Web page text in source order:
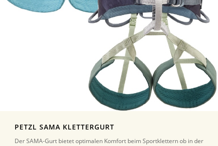
PETZL SAMA KLETTERGURT
Der SAMA-Gurt bietet optimalen Komfort beim Sportklettern ob in der